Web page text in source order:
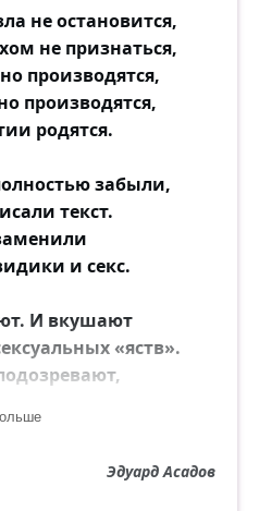
не остановится,
не признаться,
производятся,
производятся,
родятся.
забыли,
текст.
и секс.
И вкушают
«яств».
из богатств.
есть свобода!
Эдуард Асадов